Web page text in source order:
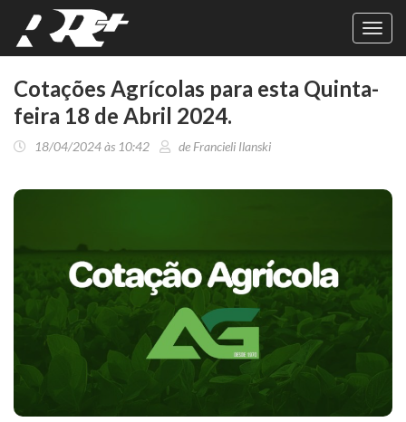
Cotações Agrícolas para esta Quinta-
feira 18 de Abril 2024.
18/04/2024 às 10:42 de Francieli Ilanski